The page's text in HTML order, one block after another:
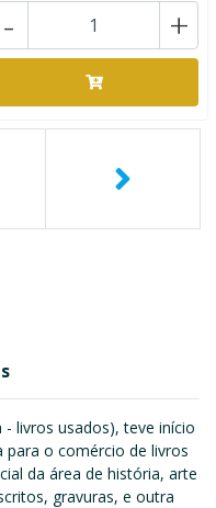
+
-
livros usados), teve início
para o comércio de livros
da área de história, arte
gravuras, e outra